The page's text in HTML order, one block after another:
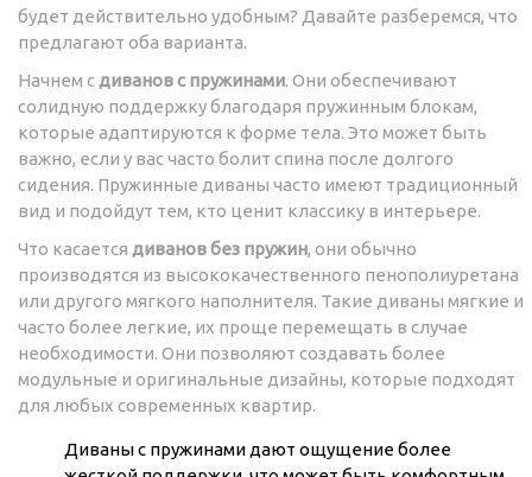
будет действительно удобным? Давайте разберемся, что
предлагают оба варианта.
Начнем сдиванов с пружинами. Они обеспечивают
солидную поддержку благодаря пружинным блокам,
которые адаптируются к форме тела. Это может быть
важно, если у вас часто болит спина после долгого
сидения. Пружинные диваны часто имеют традиционный
вид и подойдут тем, кто ценит классику в интерьере.
Что касается диванов без пружин, они обычно
производятся из высококачественного пенополиуретана
или другого мягкого наполнителя. Такие диваны мягкие и
часто более легкие, их проще перемещать в случае
необходимости. Они позволяют создавать более
модульные и оригинальные дизайны, которые подходят
для любых современных квартир.
Диваны с пружинами дают ощущение более